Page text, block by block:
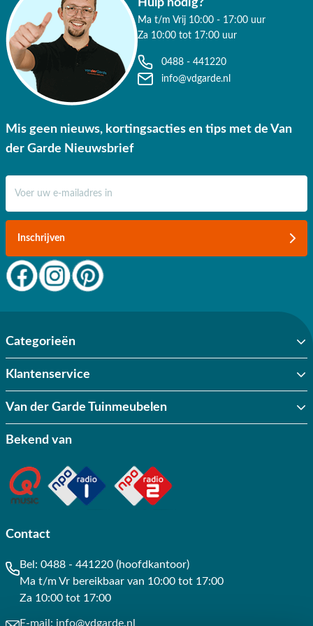
Hulp nodig?
Ma t/m Vrij 10:00 - 17:00 uur
Za 10:00 tot 17:00 uur
0488 - 441220
info@vdgarde.nl
Mis geen nieuws, kortingsacties en tips met de Van
der Garde Nieuwsbrief
Inschrijven
Categorieën
Klantenservice
Van der Garde Tuinmeubelen
Bekend van
Contact
Bel: 0488 - 441220 (hoofdkantoor)
Ma t/m Vr bereikbaar van 10:00 tot 17:00
Za 10:00 tot 17:00
E-mail: info@vdgarde.nl